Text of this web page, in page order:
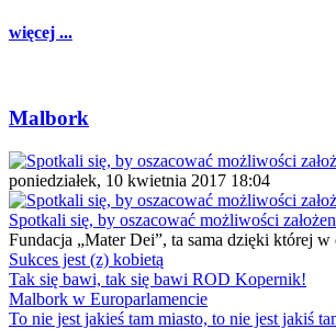
więcej ...
Malbork
poniedziałek, 10 kwietnia 2017 18:04
Spotkali się, by oszacować możliwości
Fundacja „Mater Dei”, ta sama dzięki której w
Sukces jest (z) kobietą
Tak się bawi, tak się bawi ROD Kopernik!
Malbork w Europarlamencie
To nie jest jakieś tam miasto, to nie jest jakiś